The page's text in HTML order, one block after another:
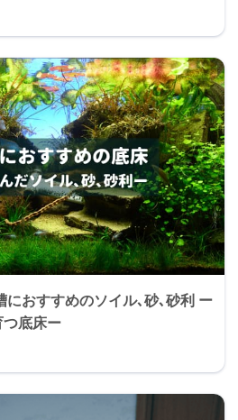
におすすめのソイル､砂､砂利 ー
底床ー